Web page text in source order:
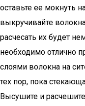
оставьте ее мокнуть
выкручивайте
расчесать их будет
необходимо отлично
слоями волокна на
тех пор, пока
Высушите и